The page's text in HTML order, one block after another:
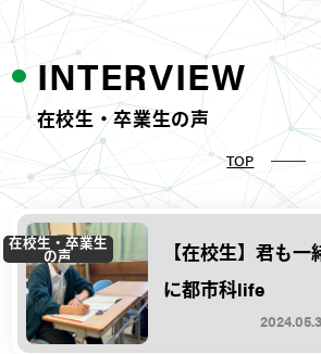
INTERVIEW
在校生・卒業生の声
TOP
【在校生】君も一
に都市科life
在校生・卒業生
の声